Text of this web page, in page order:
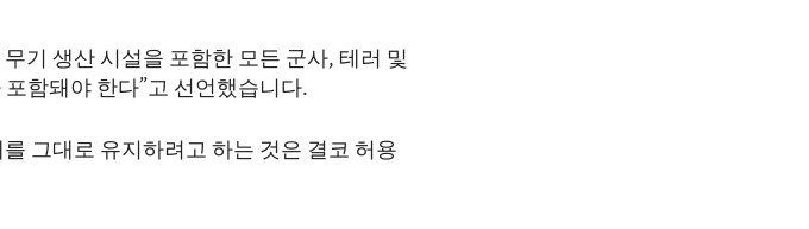
기 생산 시설을 포함한 모든 군사, 테러 및
함돼야 한다”고 선언했습니다.
그대로 유지하려고 하는 것은 결코 허용